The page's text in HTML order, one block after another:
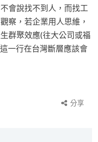
會說找不到人，而找工
察，若企業用人思維，
群聚效應(往大公司或福
一行在台灣斷層應該會
分享